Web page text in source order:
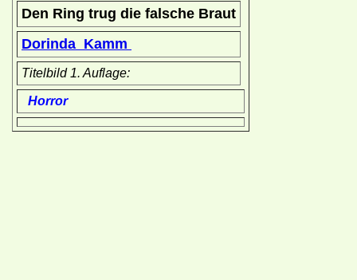
Den Ring trug die falsche Braut
Dorinda Kamm
Titelbild 1. Auflage:
Horror